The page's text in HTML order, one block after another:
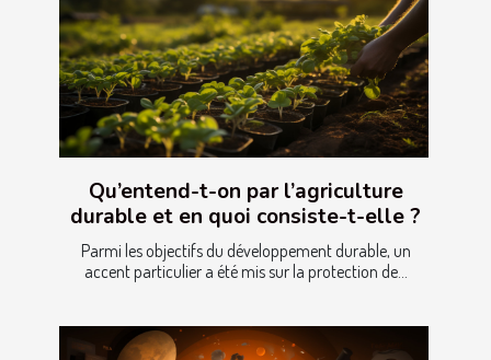
Qu’entend-t-on par l’agriculture
durable et en quoi consiste-t-elle ?
Parmi les objectifs du développement durable, un
accent particulier a été mis sur la protection de...